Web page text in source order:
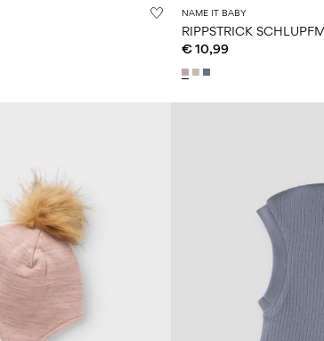
NAME IT BABY
RIPPSTRICK
€ 10,99